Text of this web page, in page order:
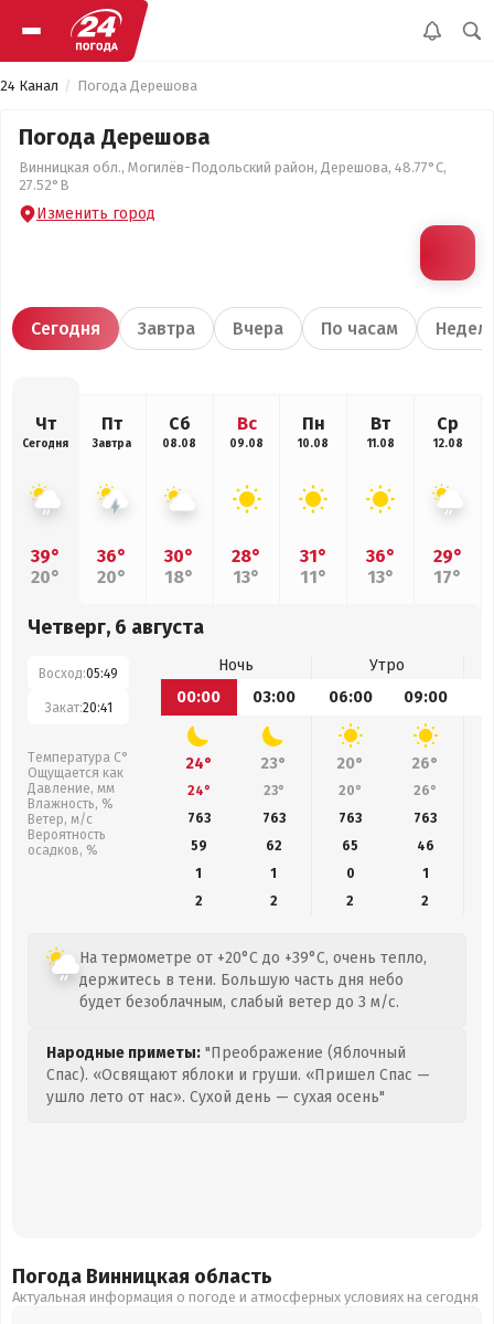
24 Канал Погода Дерешова
Погода Дерешова
Винницкая обл., Могилёв-Подольский район, Дерешова, 48.77°С,
27.52°В
Изменить город
Сегодня Завтра Вчера По часам
Чт
Сегодня
39°
20°
Пт
Завтра
36°
20°
Сб
08.08
30°
18°
Вс
09.08
28°
13°
Пн
10.08
31°
11°
Вт
11.08
36°
13°
Ср
12.08
29°
17°
Четверг, 6 августа
Восход:05:49
Закат:20:41
Температура С°
Ощущается как
Давление, мм
Влажность, %
Ветер, м/с
Вероятность
осадков, %
Ночь
Утро
00:00
03:00 06:00 09:00
24° 23° 20° 26°
24° 23° 20° 26°
763
763 763 763
59
62 65 46
1
1 0
1
2
2 2 2
На термометре от +20°C до +39°C, очень тепло,
держитесь в тени. Большую часть дня небо
будет безоблачным, слабый ветер до 3 м/с.
Народные приметы: "Преображение (Яблочный
Спас). «Освящают яблоки и груши. «Пришел Спас —
ушло лето от нас». Сухой день — сухая осень"
Погода Винницкая область
Актуальная информация о погоде и атмосферных условиях на сегодня